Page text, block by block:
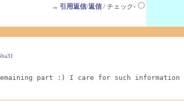
→ 引用返信/返信/ チェック-
part :) I care for such